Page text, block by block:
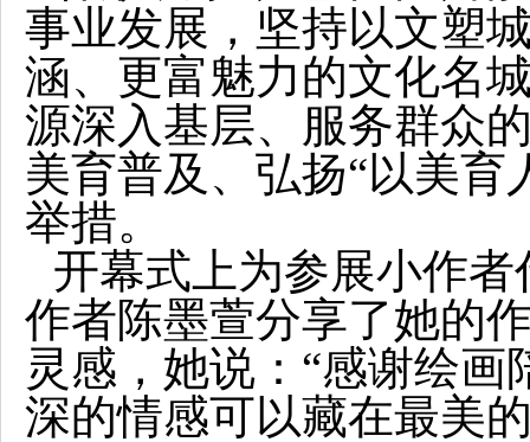
事业发展，坚持以文塑
涵、更富魅力的文化名
源深入基层、服务群众
美育普及、弘扬“以美育
举措。
开幕式上为参展小作
作者陈墨萱分享了她的
灵感，她说：“感谢绘
深的情感可以藏在最美